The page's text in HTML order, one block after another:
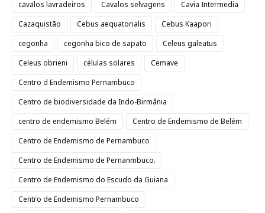
cavalos lavradeiros Cavalos selvagens
Cavia Intermedia
Cazaquistão
Cebus aequatorialis
Cebus Kaapori
cegonha
cegonha bico de sapato
Celeus galeatus
Celeus obrieni
células solares
Cemave
Centro d Endemismo Pernambuco
Centro de biodiversidade da Indo-Birmânia
centro de endemismo Belém
Centro de Endemismo de Belém
Centro de Endemismo de Pernambuco
Centro de Endemismo de Pernanmbuco.
Centro de Endemismo do Escudo da Guiana
Centro de Endemismo Pernambuco